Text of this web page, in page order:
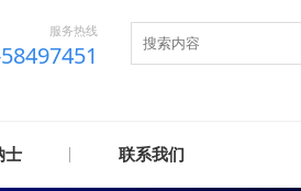
服务热线
士 联系我们